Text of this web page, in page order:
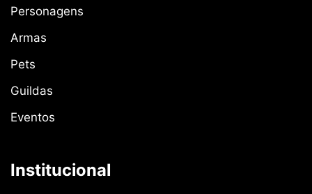
Personagens
Armas
Pets
Guildas
Eventos
Institucional